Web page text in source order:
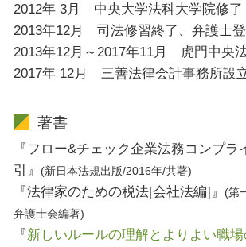
2012年 3月 中央大学法科大学院修了
2013年12月 司法修習終了、弁護士
2013年12月～2017年11月 虎門中央
2017年 12月 三善法律会計事務所設
著書
『フロー&チェック企業法務コンプラ
引』
(新日本法規出版/2016年/共著)
『法律家のための税法[会社法編]』
(第
弁護士会編著)
『新しいルールの理解とよりよい職